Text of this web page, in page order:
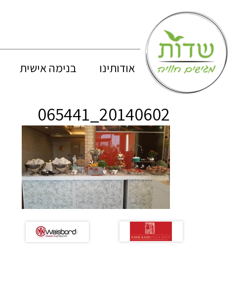
אודותינו בנימה אישית
20140602_065441